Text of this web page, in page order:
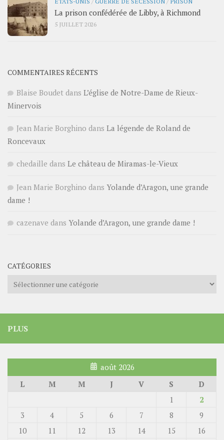
La prison confédérée de Libby, à Richmond
5 JUILLET 2026
COMMENTAIRES RÉCENTS
Blaise Boudet dans L’église de Notre-Dame de Rieux-
Minervois
Jean Marie Borghino dans La légende de Roland de
Roncevaux
chedaille dans Le château de Miramas-le-Vieux
Jean Marie Borghino dans Yolande d’Aragon, une grande
dame !
cazenave dans Yolande d’Aragon, une grande dame !
CATÉGORIES
Catégories
PLUS
août 2026
L
M M J V S
D
1
2
3
4 5 6 7 8
9
10
11 12 13 14 15
16